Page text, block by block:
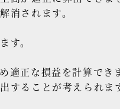
消されます。
す。
正な損益を計算でき
することが考えられま